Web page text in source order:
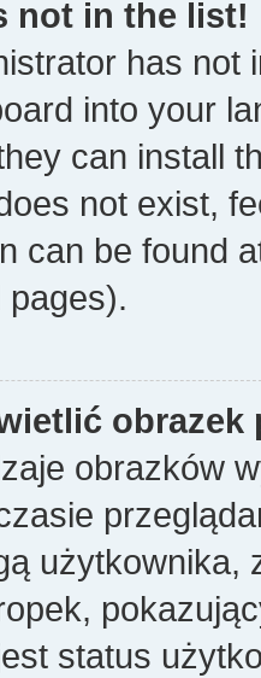
not in the list!
has not
into your
can install
not exist,
can be found
pages).
obrazków
użytkownika,
status